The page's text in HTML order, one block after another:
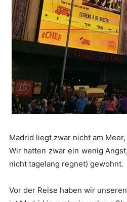
Madrid liegt zwar nicht am
Wir hatten zwar ein wenig
nicht tagelang regnet) gewohnt.
Vor der Reise haben wir